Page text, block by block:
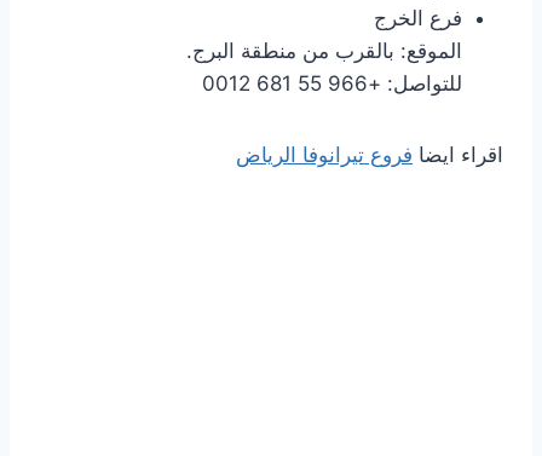
فرع الخرج
الموقع: بالقرب من منطقة البرج.
للتواصل: +966 55 681 0012
اقراء ايضا فروع تيرانوفا الرياض